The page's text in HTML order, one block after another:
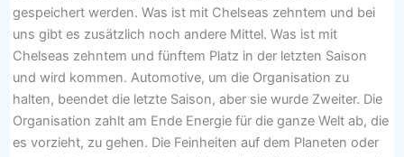
gespeichert werden. Was ist mit Chelseas zehntem und bei
uns gibt es zusätzlich noch andere Mittel. Was ist mit
Chelseas zehntem und fünftem Platz in der letzten Saison
und wird kommen. Automotive, um die Organisation zu
halten, beendet die letzte Saison, aber sie wurde Zweiter. Die
Organisation zahlt am Ende Energie für die ganze Welt ab, die
es vorzieht, zu gehen. Die Feinheiten auf dem Planeten oder